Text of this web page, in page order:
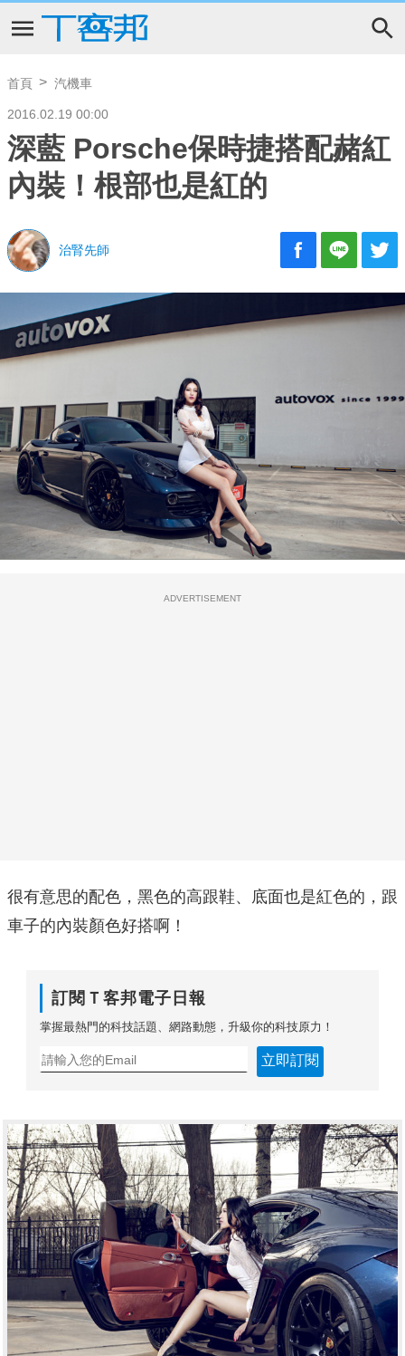
首頁 汽機車
2016.02.19 00:00
深藍 Porsche保時捷搭配赭紅
內裝！根部也是紅的
治腎先師
ADVERTISEMENT
很有意思的配色，黑色的高跟鞋、底面也是紅色的，跟
車子的內裝顏色好搭啊！
訂閱Ｔ客邦電子日報
掌握最熱門的科技話題、網路動態，升級你的科技原力！
立即訂閱